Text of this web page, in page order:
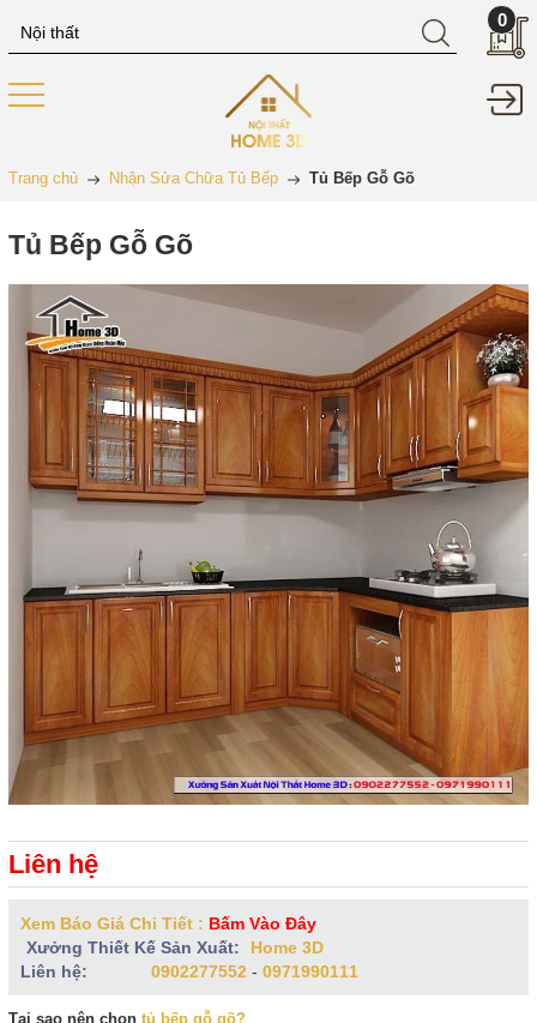
0
Trang chủ Nhận Sửa Chữa Tủ Bếp Tủ Bếp Gỗ Gõ
Tủ Bếp Gỗ Gõ
Liên hệ
Xem Báo Giá Chi Tiết : Bấm Vào Đây
Xưởng Thiết Kế Sản Xuất:
Home 3D
Liên hệ:
0902277552 - 0971990111
Tại sao nên chọn tủ bếp gỗ gõ?